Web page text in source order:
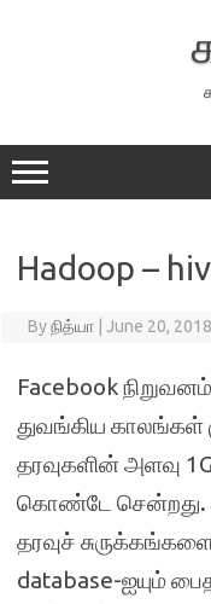
Hadoop –
Byநித்யா June 20, 2018
Facebook
துவங்கிய காலங்கள்
தரவுகளின் அளவு
கொண்டே சென்றது.
தரவுச்
database-ஐயும்